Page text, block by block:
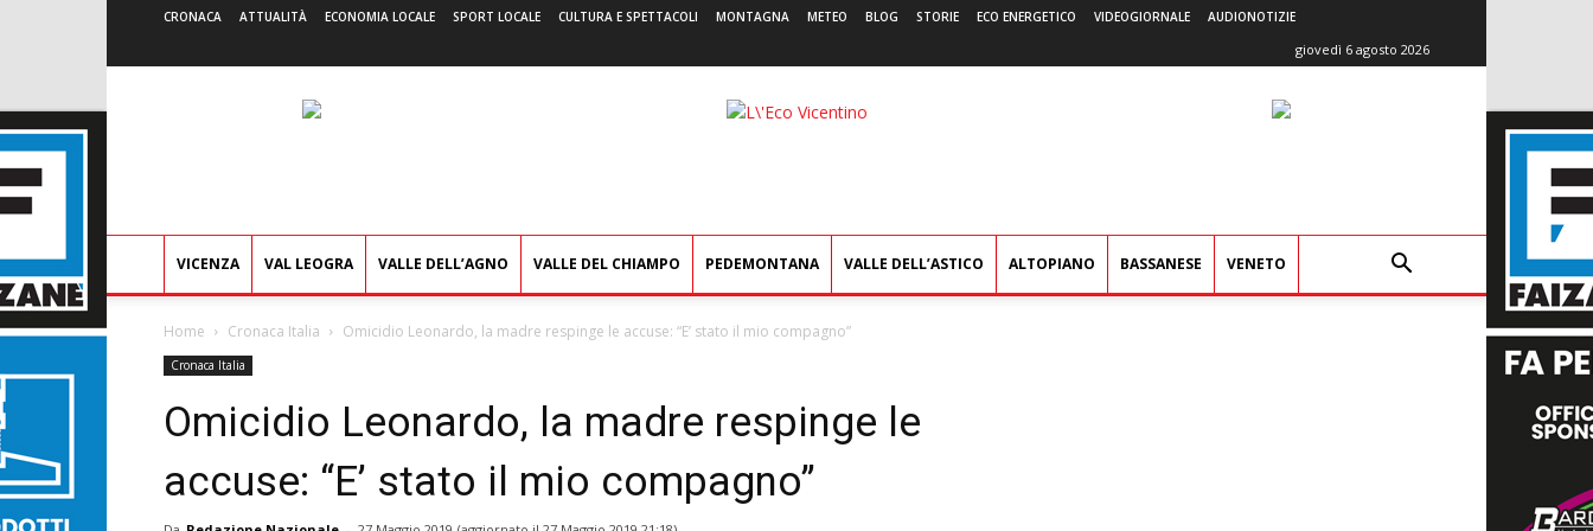
CRONACA ATTUALITÀ ECONOMIA LOCALE SPORT LOCALE CULTURA E SPETTACOLI MONTAGNA METEO BLOG STORIE ECO ENERGETICO VIDEOGIORNALE AUDIONOTIZIE
giovedì 6 agosto 2026
L'Eco
VICENZA VAL LEOGRA VALLE DELL’AGNO VALLE DEL CHIAMPO PEDEMONTANA VALLE DELL’ASTICO ALTOPIANO BASSANESE VENETO
Home Cronaca Italia Omicidio Leonardo, la madre respinge le accuse: “E’ stato il mio compagno”
Cronaca Italia
Omicidio Leonardo, la madre respinge le
accuse: “E’ stato il mio compagno”